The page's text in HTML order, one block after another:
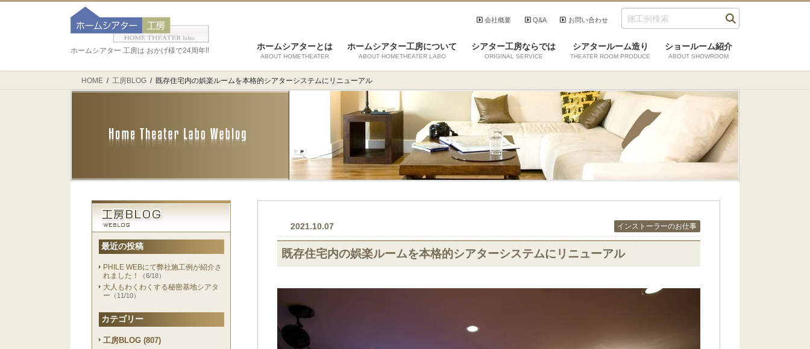
お問い合わせ
Q&A
会社概要
ホームシアター 工房は おかげ様で24周年!! ホームシアターとは
ABOUT HOMETHEATER
ホームシアター工房について
ABOUT HOMETHEATER LABO
シアター工房ならでは
ORIGINAL SERVICE
シアタールーム造り
THEATER ROOM PRODUCE
ショールーム紹介
ABOUT SHOWROOM
HOME 工房BLOG 既存住宅内の娯楽ルームを本格的シアターシステムにリニューアル
最近の投稿
PHILE WEBにて弊社施工例が紹介さ
れました！
（6/18）
大人もわくわくする秘密基地シアタ
ー （11/10）
カテゴリー
工房BLOG (807)
2021.10.07 インストーラーのお仕事
既存住宅内の娯楽ルームを本格的シアターシステムにリニューアル